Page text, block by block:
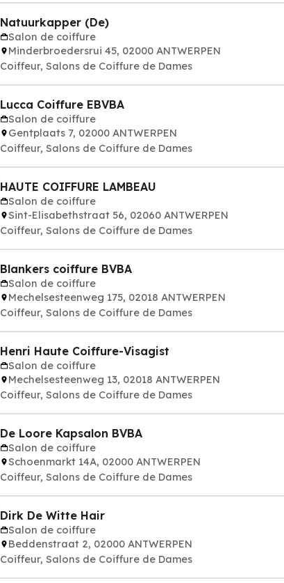
Natuurkapper (De)
Salon de coiffure
Minderbroedersrui 45, 02000 ANTWERPEN
Coiffeur, Salons de Coiffure de Dames
Lucca Coiffure EBVBA
Salon de coiffure
Gentplaats 7, 02000 ANTWERPEN
Coiffeur, Salons de Coiffure de Dames
HAUTE COIFFURE LAMBEAU
Salon de coiffure
Sint-Elisabethstraat 56, 02060 ANTWERPEN
Coiffeur, Salons de Coiffure de Dames
Blankers coiffure BVBA
Salon de coiffure
Mechelsesteenweg 175, 02018 ANTWERPEN
Coiffeur, Salons de Coiffure de Dames
Henri Haute Coiffure-Visagist
Salon de coiffure
Mechelsesteenweg 13, 02018 ANTWERPEN
Coiffeur, Salons de Coiffure de Dames
De Loore Kapsalon BVBA
Salon de coiffure
Schoenmarkt 14A, 02000 ANTWERPEN
Coiffeur, Salons de Coiffure de Dames
Dirk De Witte Hair
Salon de coiffure
Beddenstraat 2, 02000 ANTWERPEN
Coiffeur, Salons de Coiffure de Dames